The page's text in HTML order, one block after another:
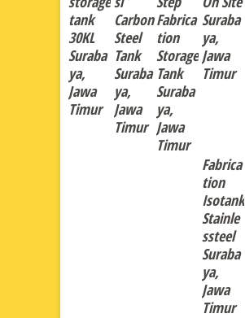
tank
30KL
Suraba
ya,
Jawa
Timur
Carbon
Steel
Tank
Suraba
ya,
Jawa
Timur
Fabrica
tion
Storage
Tank
Suraba
ya,
Jawa
Timur
Suraba
ya,
Jawa
Timur
Fabrica
tion
Isotank
Stainle
ssteel
Suraba
ya,
Jawa
Timur